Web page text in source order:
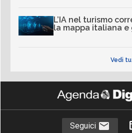
L’IA nel turismo
la mappa italiana e
Vedi
Seguici